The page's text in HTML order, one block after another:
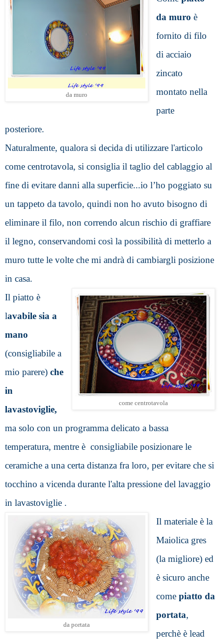
da muro
da muro è
fornito di filo
di acciaio
zincato
montato nella
parte
posteriore.
Naturalmente, qualora si decida di utilizzare l'articolo
come centrotavola, si consiglia il taglio del cablaggio al
fine di evitare danni alla superficie...io l’ho poggiato su
un tappeto da tavolo, quindi non ho avuto bisogno di
eliminare il filo, non correndo alcun rischio di graffiare
il legno, conservandomi così la possibilità di metterlo a
muro tutte le volte che mi andrà di cambiargli posizione
in casa.
come centrotavola
Il piatto è
lavabile sia a
(consigliabile a
mio parere) che
in
lavastoviglie,
ma solo con un programma delicato a bassa
temperatura, mentre è  consigliabile posizionare le
ceramiche a una certa distanza fra loro, per evitare che si
tocchino a vicenda durante l'alta pressione del lavaggio
in lavastoviglie .
da portata
Il materiale è la
Maiolica gres
(la migliore) ed
è sicuro anche
come piatto da
portata,
perchè è lead